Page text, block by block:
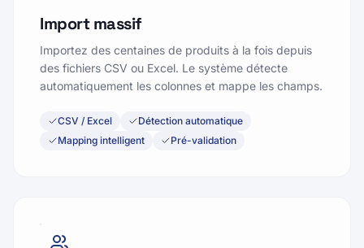
Import massif
Importez des centaines de produits à la fois depuis
des fichiers CSV ou Excel. Le système détecte
automatiquement les colonnes et mappe les champs.
CSV / Excel
Détection automatique
Mapping intelligent
Pré-validation